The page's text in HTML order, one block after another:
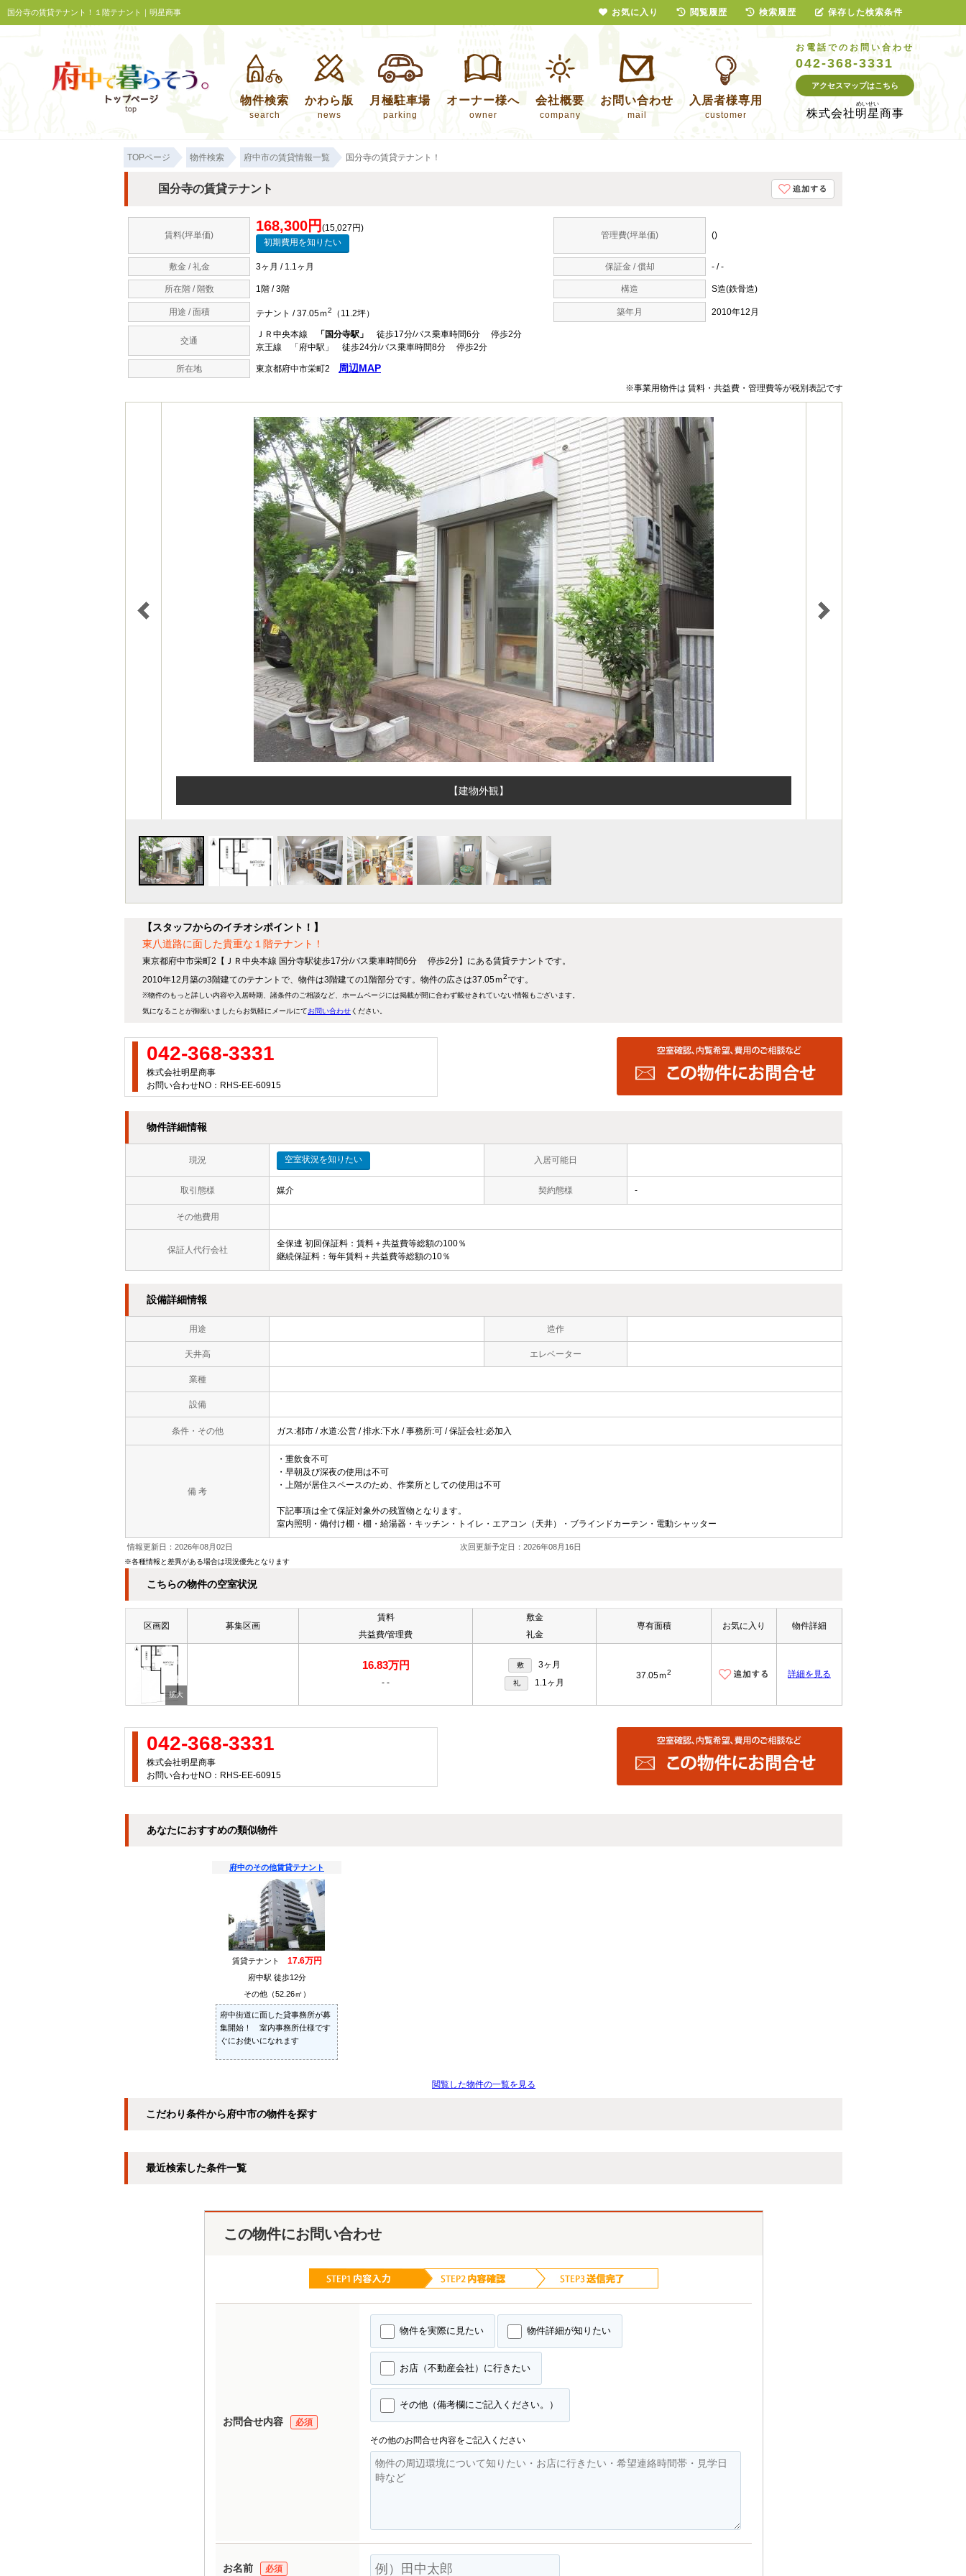
国分寺の賃貸テナント！１階テナント｜明星商事
物件検索
search
かわら版
news
月極駐車場
parking
オーナー様へ
owner
会社概要
company
お問い合わせ
mail
入居者様専用
customer
お電話でのお問い合わせ
042-368-3331
アクセスマップはこちら
株式会社明星商事
TOPページ 物件検索 府中市の賃貸情報一覧 国分寺の賃貸テナント！
国分寺の賃貸テナント
賃料(坪単価)
168,300円 (15,027円)
管理費(坪単価) ()
敷金 / 礼金 3ヶ月 / 1.1ヶ月 保証金 / 償却 - / -
所在階 / 階数 1階 / 3階 構造 S造(鉄骨造)
用途 / 面積 テナント / 37.05ｍ2 （11.2坪） 築年月 2010年12月
交通
ＪＲ中央本線 「国分寺駅」
徒歩17分/バス乗車時間6分 停歩2分
京王線 「府中駅」 徒歩24分/バス乗車時間8分 停歩2分
所在地 東京都府中市栄町2 周辺MAP
※事業用物件は 賃料・共益費・管理費等が税別表記です
【建物外観】
【スタッフからのイチオシポイント！】
東八道路に面した貴重な１階テナント！
東京都府中市栄町2【ＪＲ中央本線 国分寺駅徒歩17分/バス乗車時間6分 停歩2分】にある賃貸テナントです。
2010年12月築の3階建てのテナントで、物件は3階建ての1階部分です。物件の広さは37.05ｍ2です。
※物件のもっと詳しい内容や入居時期、諸条件のご相談など、ホームページには掲載が間に合わず載せきれていない情報もございます。
気になることが御座いましたらお気軽にメールにてお問い合わせください。
042-368-3331
株式会社明星商事
お問い合わせNO：RHS-EE-60915
物件詳細情報
現況 入居可能日
取引態様 媒介 契約態様 -
その他費用
保証人代行会社
全保連 初回保証料：賃料＋共益費等総額の100％
継続保証料：毎年賃料＋共益費等総額の10％
設備詳細情報
用途 造作
天井高 エレベーター
業種
設備
条件・その他 ガス:都市 / 水道:公営 / 排水:下水 / 事務所:可 / 保証会社:必加入
備 考
・重飲食不可
・早朝及び深夜の使用は不可
・上階が居住スペースのため、作業所としての使用は不可
下記事項は全て保証対象外の残置物となります。
室内照明・備付け棚・棚・給湯器・キッチン・トイレ・エアコン（天井）・ブラインドカーテン・電動シャッター
情報更新日：2026年08月02日 次回更新予定日：2026年08月16日
※各種情報と差異がある場合は現況優先となります
こちらの物件の空室状況
区画図 募集区画
賃料
共益費/管理費
敷金
礼金
専有面積 お気に入り 物件詳細
16.83万円
- -
敷 3ヶ月
礼 1.1ヶ月
37.05ｍ2 詳細を見る
042-368-3331
株式会社明星商事
お問い合わせNO：RHS-EE-60915
あなたにおすすめの類似物件
府中のその他賃貸テナント
賃貸テナント 17.6万円
府中駅 徒歩12分
その他（52.26㎡）
府中街道に面した貸事務所が募
集開始！ 室内事務所仕様です
ぐにお使いになれます
閲覧した物件の一覧を見る
こだわり条件から府中市の物件を探す
最近検索した条件一覧
この物件にお問い合わせ
お問合せ内容 必須
物件を実際に見たい 物件詳細が知りたい
お店（不動産会社）に行きたい
その他（備考欄にご記入ください。）
その他のお問合せ内容をご記入ください
お名前 必須
お気に入り 閲覧履歴 検索履歴 保存した検索条件